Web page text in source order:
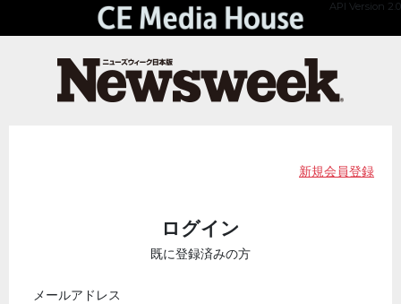
API Version 2.0
新規会員登録
ログイン
既に登録済みの方
メールアドレス